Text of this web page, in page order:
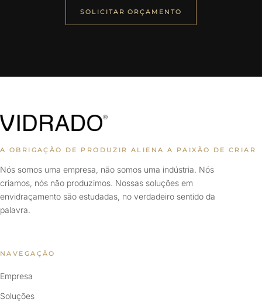
SOLICITAR ORÇAMENTO
A OBRIGAÇÃO DE PRODUZIR ALIENA A PAIXÃO DE CRIAR
Nós somos uma empresa, não somos uma indústria. Nós
criamos, nós não produzimos. Nossas soluções em
envidraçamento são estudadas, no verdadeiro sentido da
palavra.
NAVEGAÇÃO
Empresa
Soluções